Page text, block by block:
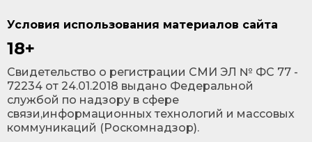
Условия использования материалов сайта
18+
Cвидетельство о регистрации СМИ ЭЛ № ФС 77 -
72234 от 24.01.2018 выдано Федеральной
службой по надзору в сфере
связи,информационных технологий и массовых
коммуникаций (Роскомнадзор).